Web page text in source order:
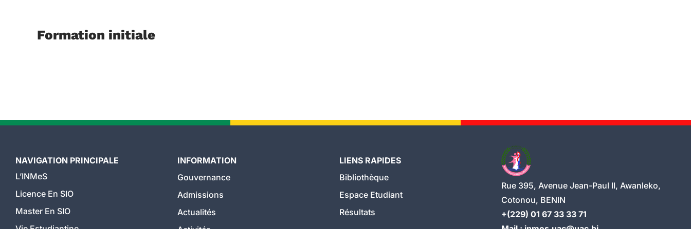
Formation initiale
NAVIGATION PRINCIPALE
L’INMeS
Licence En SIO
Master En SIO
INFORMATION
Gouvernance
Admissions
Actualités
LIENS RAPIDES
Bibliothèque
Espace Etudiant
Résultats
Rue 395, Avenue Jean-Paul II, Awanleko,
Cotonou, BENIN
+(229) 01 67 33 33 71